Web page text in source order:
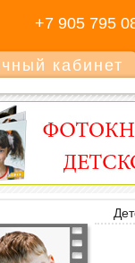
+7 905 795
кабинет